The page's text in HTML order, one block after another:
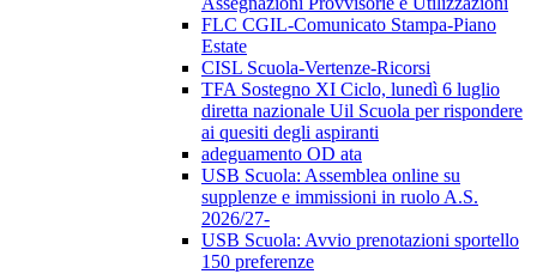
FLC CGIL-Comunicato Stampa-Piano
Estate
CISL Scuola-Vertenze-Ricorsi
TFA Sostegno XI Ciclo, lunedì 6 luglio
diretta nazionale Uil Scuola per rispondere
ai quesiti degli aspiranti
adeguamento OD ata
USB Scuola: Assemblea online su
supplenze e immissioni in ruolo A.S.
2026/27-
USB Scuola: Avvio prenotazioni sportello
150 preferenze